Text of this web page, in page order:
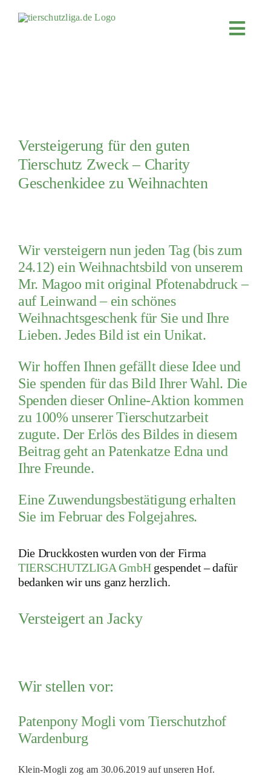
Versteigerung für den guten
Tierschutz Zweck – Charity
Geschenkidee zu Weihnachten
Wir versteigern nun jeden Tag (bis zum
24.12) ein Weihnachtsbild von unserem
Mr. Magoo mit original Pfotenabdruck –
auf Leinwand – ein schönes
Weihnachtsgeschenk für Sie und Ihre
Lieben. Jedes Bild ist ein Unikat.
Wir hoffen Ihnen gefällt diese Idee und
Sie spenden für das Bild Ihrer Wahl. Die
Spenden dieser Online-Aktion kommen
zu 100% unserer Tierschutzarbeit
zugute. Der Erlös des Bildes in diesem
Beitrag geht an Patenkatze Edna und
Ihre Freunde.
Eine Zuwendungsbestätigung erhalten
Sie im Februar des Folgejahres.
Die Druckkosten wurden von der Firma
TIERSCHUTZLIGA GmbHgespendet – dafür
bedanken wir uns ganz herzlich.
Versteigert an Jacky
Wir stellen vor:
Patenpony Mogli vom Tierschutzhof
Wardenburg
Klein-Mogli zog am 30.06.2019 auf unseren Hof.